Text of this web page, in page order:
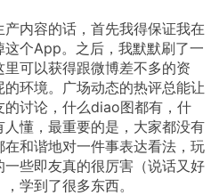
内容的话，首先我得保证我在
个App。之后，我默默刷了一
可以获得跟微博差不多的资
环境。广场动态的热评总能让
讨论，什么diao图都有，什
懂，最重要的是，大家都没有
和谐地对一件事表达看法，玩
些即友真的很厉害（说话又好
学到了很多东西。